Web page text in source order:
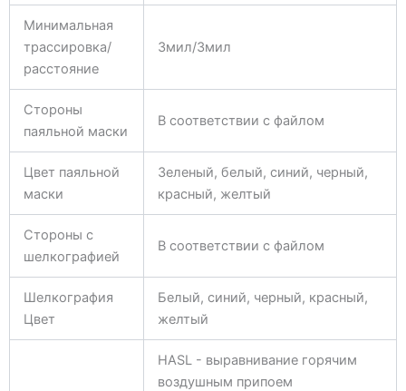
Минимальная
трассировка/
расстояние
3мил/3мил
Стороны
паяльной маски
В соответствии с файлом
Цвет паяльной
маски
Зеленый, белый, синий, черный,
красный, желтый
Стороны с
шелкографией
В соответствии с файлом
Шелкография
Цвет
Белый, синий, черный, красный,
желтый
HASL - выравнивание горячим
воздушным припоем